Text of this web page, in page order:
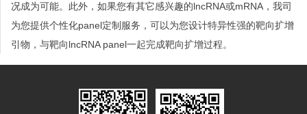
况成为可能。此外，如果您有其它感兴趣的lncRNA或mRNA ，我司
为您提供个性化panel定制服务，可以为您设计特异性强的靶向扩增
引物，与靶向lncRNA panel一起完成靶向扩增过程。